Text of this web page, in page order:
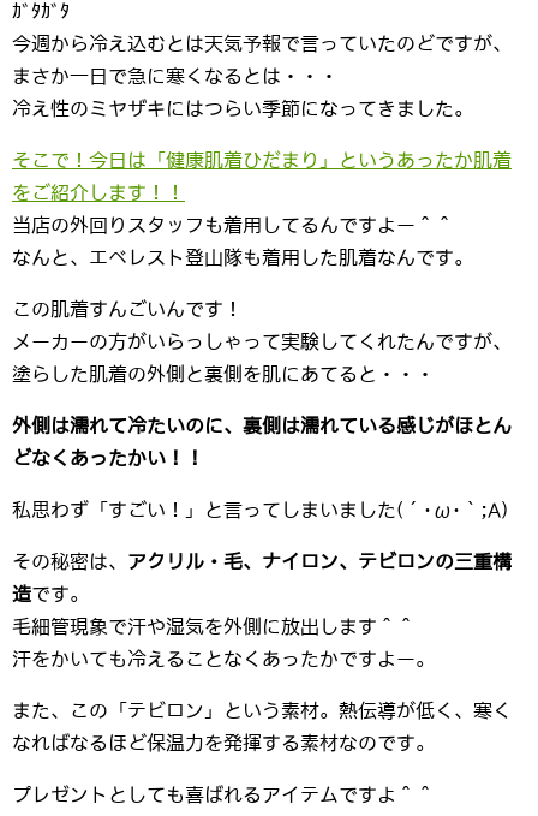
ｶﾞﾀｶﾞﾀ
今週から冷え込むとは天気予報で言っていたのどですが、
まさか一日で急に寒くなるとは・・・
冷え性のミヤザキにはつらい季節になってきました。
そこで！今日は「健康肌着ひだまり」というあったか肌着
をご紹介します！！
当店の外回りスタッフも着用してるんですよー＾＾
なんと、エベレスト登山隊も着用した肌着なんです。
この肌着すんごいんです！
メーカーの方がいらっしゃって実験してくれたんですが、
塗らした肌着の外側と裏側を肌にあてると・・・
外側は濡れて冷たいのに、裏側は濡れている感じがほとん
どなくあったかい！！
私思わず「すごい！」と言ってしまいました(´･ω･｀;A)
その秘密は、 アクリル・毛、ナイロン、テビロンの三重構
造です。
毛細管現象で汗や湿気を外側に放出します＾＾
汗をかいても冷えることなくあったかですよー。
また、この「テビロン」という素材。熱伝導が低く、寒く
なればなるほど保温力を発揮する素材なのです。
プレゼントとしても喜ばれるアイテムですよ＾＾